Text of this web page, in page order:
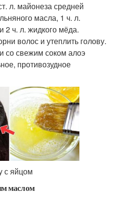
л. майонеза средней
масла, 1 ч. л.
2 ч. л. жидкого мёда.
волос и утеплить голову.
со свежим соком алоэ
противозудное
с яйцом
маслом